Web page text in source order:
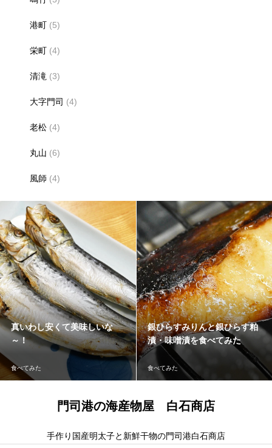
港町 (5)
栄町 (4)
清滝 (3)
大字門司 (4)
老松 (4)
丸山 (6)
風師 (4)
真いわし安くて美味しいな
～！
食べてみた
銀ひらすみりんと銀ひらす粕
漬・味噌漬を食べてみた
食べてみた
門司港の海産物屋 白石商店
手作り国産明太子と新鮮干物の門司港白石商店